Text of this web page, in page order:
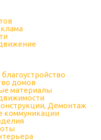
домов
материалы
Демонтаж
коммуникации